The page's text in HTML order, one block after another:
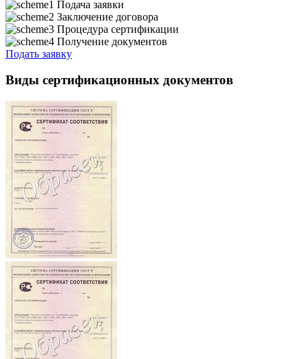
Подача заявки
Заключение договора
Процедура сертификации
Получение документов
Подать заявку
Виды сертификационных документов